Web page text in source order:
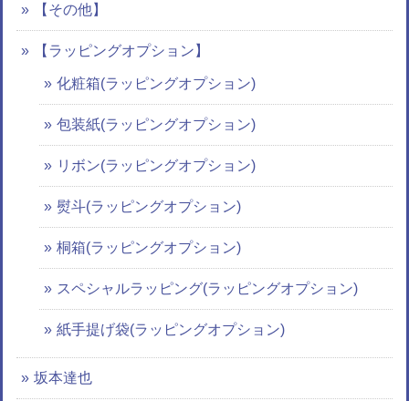
【その他】
【ラッピングオプション】
化粧箱(ラッピングオプション)
包装紙(ラッピングオプション)
リボン(ラッピングオプション)
熨斗(ラッピングオプション)
桐箱(ラッピングオプション)
スペシャルラッピング(ラッピングオプション)
紙手提げ袋(ラッピングオプション)
坂本達也